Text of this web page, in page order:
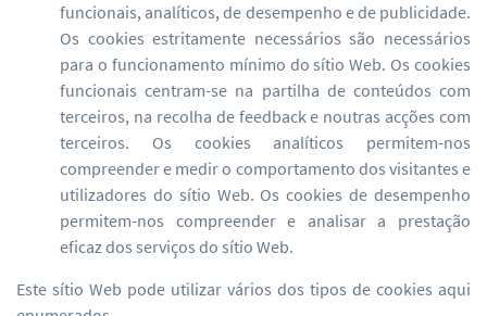
funcionais, analíticos, de desempenho e de publicidade.
Os cookies estritamente necessários são necessários
para o funcionamento mínimo do sítio Web. Os cookies
funcionais centram-se na partilha de conteúdos com
terceiros, na recolha de feedback e noutras acções com
terceiros. Os cookies analíticos permitem-nos
compreender e medir o comportamento dos visitantes e
utilizadores do sítio Web. Os cookies de desempenho
permitem-nos compreender e analisar a prestação
eficaz dos serviços do sítio Web.
Este sítio Web pode utilizar vários dos tipos de cookies aqui